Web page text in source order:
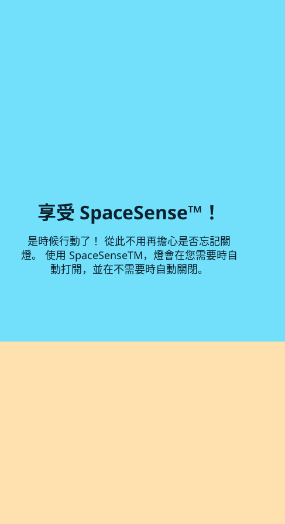
享受 SpaceSense™！
是時候行動了！ 從此不用再擔心是否忘記關
燈。 使用 SpaceSenseTM，燈會在您需要時自
動打開，並在不需要時自動關閉。